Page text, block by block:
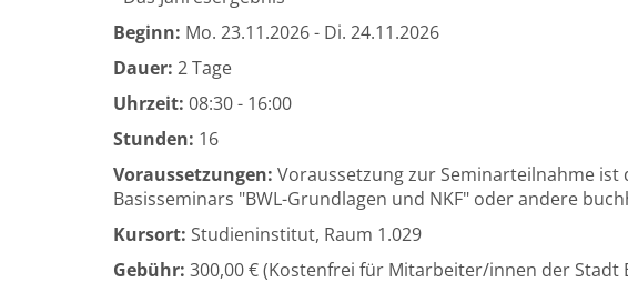
Beginn: Mo. 23.11.2026 - Di. 24.11.2026
Dauer: 2 Tage
Uhrzeit: 08:30 - 16:00
Stunden: 16
Voraussetzungen: Voraussetzung zur Seminarteilnahme ist
Basisseminars "BWL-Grundlagen und NKF" oder andere
Kursort: Studieninstitut, Raum 1.029
Gebühr: 300,00 € (Kostenfrei für Mitarbeiter/innen der Stadt